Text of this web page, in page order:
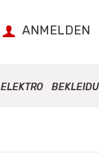
ANMELDEN
ELEKTRO